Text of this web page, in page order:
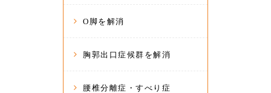
O脚を解消
胸郭出口症候群を解消
腰椎分離症・すべり症